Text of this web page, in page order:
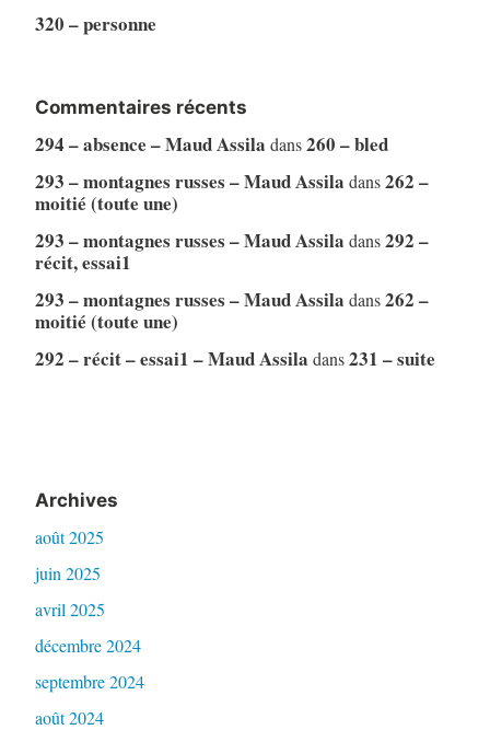
320 – personne
Commentaires récents
294 – absence – Maud Assila dans260 – bled
293 – montagnes russes – Maud Assila dans262 –
moitié (toute une)
293 – montagnes russes – Maud Assila dans292 –
récit, essai1
293 – montagnes russes – Maud Assila dans262 –
moitié (toute une)
292 – récit – essai1 – Maud Assila dans231 – suite
Archives
août 2025
juin 2025
avril 2025
décembre 2024
septembre 2024
août 2024